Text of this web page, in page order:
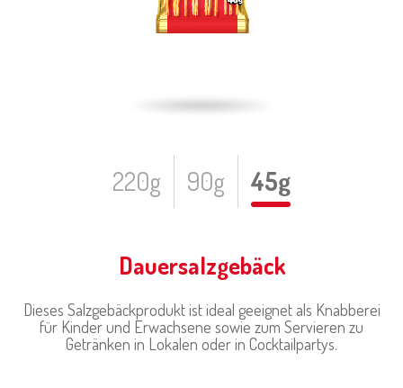
220g 90g 45g
Dauersalzgebäck
Dieses Salzgebäckprodukt ist ideal geeignet als Knabberei
für Kinder und Erwachsene sowie zum Servieren zu
Getränken in Lokalen oder in Cocktailpartys.